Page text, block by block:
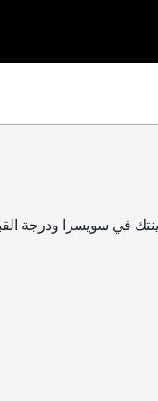
في سويسرا ودرجة